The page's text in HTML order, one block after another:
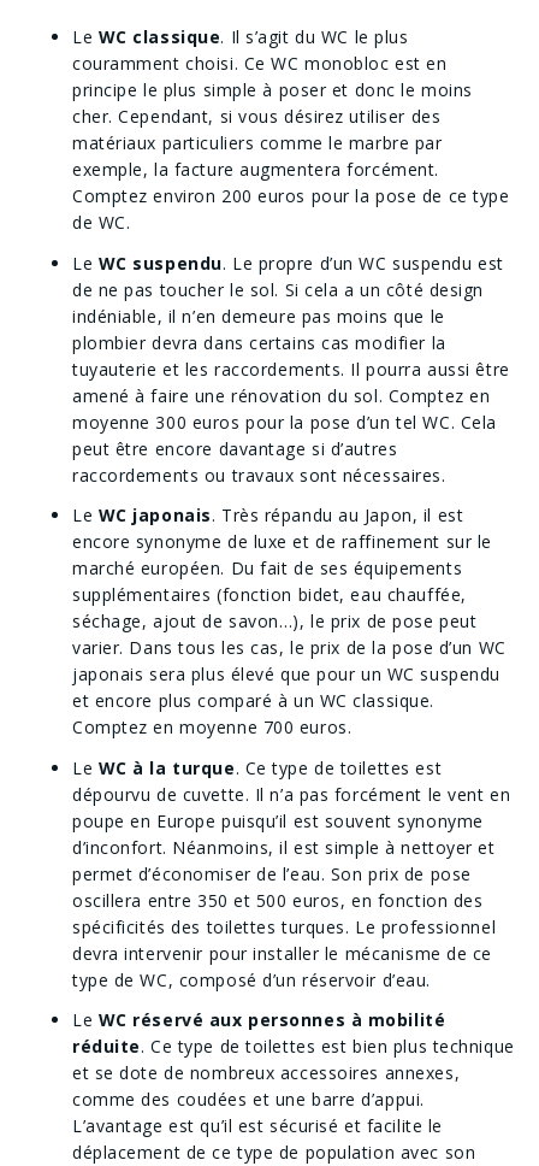
Le WC classique. Il s’agit du WC le plus
couramment choisi. Ce WC monobloc est en
principe le plus simple à poser et donc le moins
cher. Cependant, si vous désirez utiliser des
matériaux particuliers comme le marbre par
exemple, la facture augmentera forcément.
Comptez environ 200 euros pour la pose de ce type
de WC.
Le WC suspendu. Le propre d’un WC suspendu est
de ne pas toucher le sol. Si cela a un côté design
indéniable, il n’en demeure pas moins que le
plombier devra dans certains cas modifier la
tuyauterie et les raccordements. Il pourra aussi être
amené à faire une rénovation du sol. Comptez en
moyenne 300 euros pour la pose d’un tel WC. Cela
peut être encore davantage si d’autres
raccordements ou travaux sont nécessaires.
Le WC japonais. Très répandu au Japon, il est
encore synonyme de luxe et de raffinement sur le
marché européen. Du fait de ses équipements
supplémentaires (fonction bidet, eau chauffée,
séchage, ajout de savon…), le prix de pose peut
varier. Dans tous les cas, le prix de la pose d’un WC
japonais sera plus élevé que pour un WC suspendu
et encore plus comparé à un WC classique.
Comptez en moyenne 700 euros.
Le WC à la turque. Ce type de toilettes est
dépourvu de cuvette. Il n’a pas forcément le vent en
poupe en Europe puisqu’il est souvent synonyme
d’inconfort. Néanmoins, il est simple à nettoyer et
permet d’économiser de l’eau. Son prix de pose
oscillera entre 350 et 500 euros, en fonction des
spécificités des toilettes turques. Le professionnel
devra intervenir pour installer le mécanisme de ce
type de WC, composé d’un réservoir d’eau.
Le WC réservé aux personnes à mobilité
réduite. Ce type de toilettes est bien plus technique
et se dote de nombreux accessoires annexes,
comme des coudées et une barre d’appui.
L’avantage est qu’il est sécurisé et facilite le
déplacement de ce type de population avec son